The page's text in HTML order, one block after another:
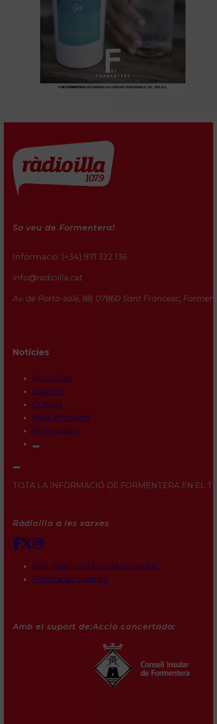
Sa veu de Formentera!
Informació: (+34) 971 322 136
info@radioilla.cat
Av. de Porto-salè, 88, 07860 Sant Francesc,
Notícies
Actualitat
Esports
Cultura
Medi Ambient
Entrevistes
TOTA LA INFORMACIÓ DE FORMENTERA EN EL
Ràdioilla a les xarxes
Avís legal i política de privacitat
Política de cookies
Amb el suport de:Acció concertada: